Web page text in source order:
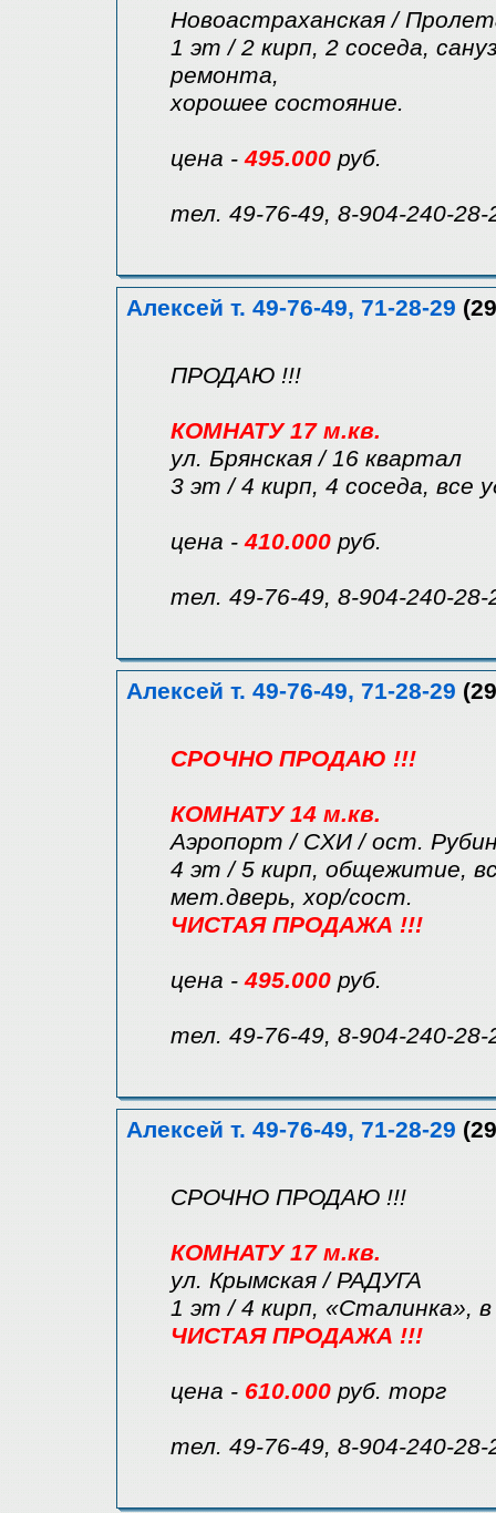
Новоастраханская /
1 эт / 2 кирп, 2 соседа,
ремонта,
хорошее состояние.
цена -495.000 руб.
тел. 49-76-49, 8-904-240-28-
Алексей т. 49-76-49, 71-28-29
ПРОДАЮ !!!
КОМНАТУ 17 м.кв.
ул. Брянская / 16 квартал
3 эт / 4 кирп, 4 соседа,
цена -410.000 руб.
тел. 49-76-49, 8-904-240-28-
Алексей т. 49-76-49, 71-28-29
СРОЧНО ПРОДАЮ !!!
КОМНАТУ 14 м.кв.
Аэропорт / СХИ / ост.
4 эт / 5 кирп, общежитие,
мет.дверь, хор/сост.
ЧИСТАЯ ПРОДАЖА !!!
цена -495.000 руб.
тел. 49-76-49, 8-904-240-28-
Алексей т. 49-76-49, 71-28-29
СРОЧНО ПРОДАЮ !!!
КОМНАТУ 17 м.кв.
ул. Крымская / РАДУГА
1 эт / 4 кирп, «Сталинка»,
ЧИСТАЯ ПРОДАЖА !!!
цена - 610.000 руб. торг
тел. 49-76-49, 8-904-240-28-